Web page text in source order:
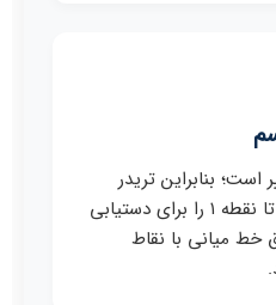
است؛ بنابراین تریدر
حرفه‌ای باید آماده باشد تا نقطه ۱ را برای دستیابی
خط میانی با نقاط